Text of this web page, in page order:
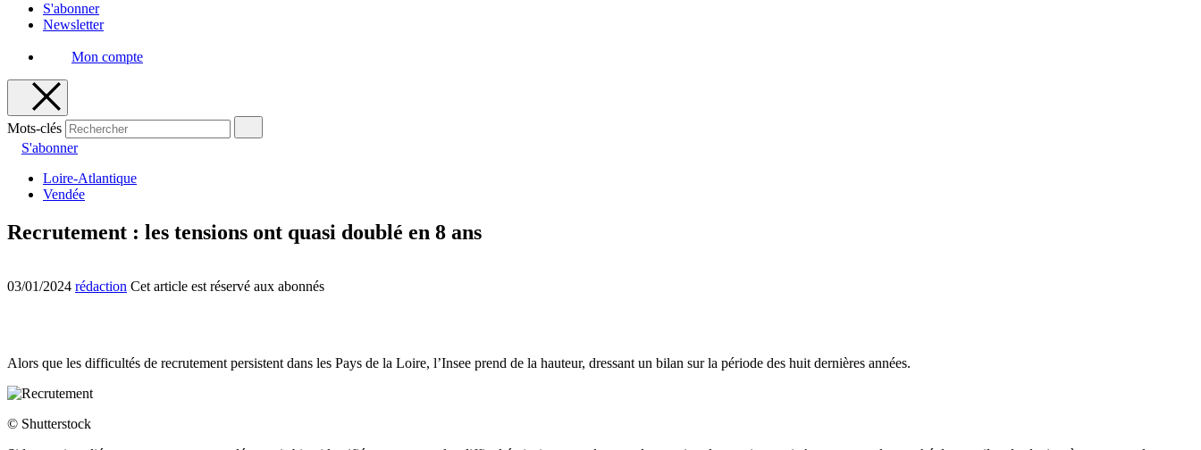
S'abonner
Newsletter
Mon compte
Mots-clés
S'abonner
Loire-Atlantique
Vendée
Recrutement : les tensions ont quasi doublé en 8 ans
03/01/2024 rédaction Cet article est réservé aux abonnés
Alors que les difficultés de recrutement persistent dans les Pays de la Loire, l’Insee prend de la hauteur, dressant un bilan sur la période des huit dernières années.
© Shutterstock